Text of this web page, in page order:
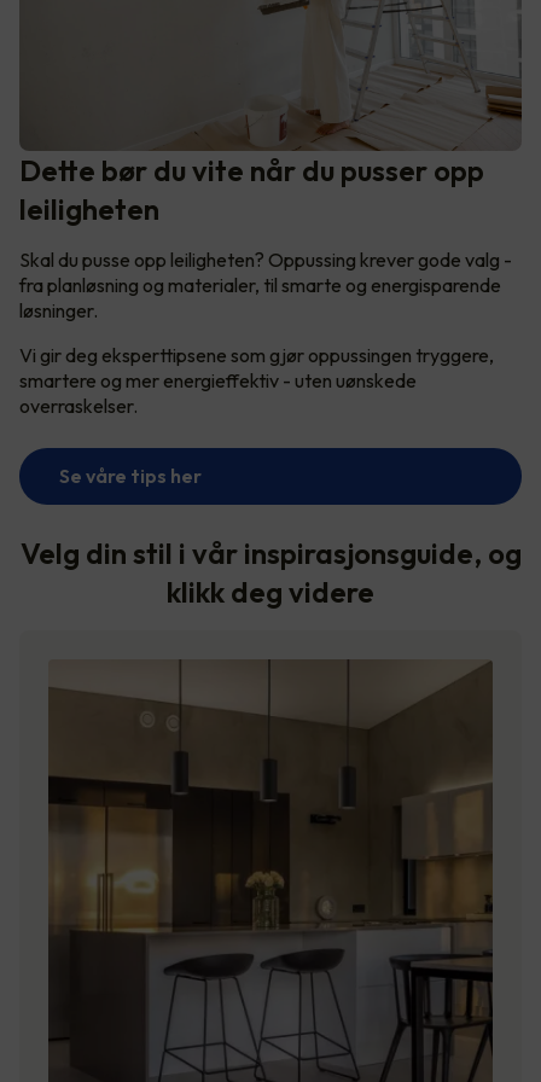
Dette bør du vite når du pusser opp
leiligheten
Skal du pusse opp leiligheten? Oppussing krever gode valg -
fra planløsning og materialer, til smarte og energisparende
løsninger.
Vi gir deg eksperttipsene som gjør oppussingen tryggere,
smartere og mer energieffektiv - uten uønskede
overraskelser.
Se våre tips her
Velg din stil i vår inspirasjonsguide, og
klikk deg videre